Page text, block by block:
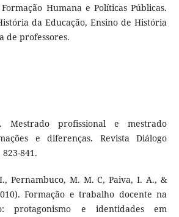
Humana e Políticas Públicas.
da Educação, Ensino de História
de professores.
Mestrado profissional e mestrado
e diferenças. Revista Diálogo
841.
Pernambuco, M. M. C, Paiva, I. A., &
Formação e trabalho docente na
protagonismo e identidades em